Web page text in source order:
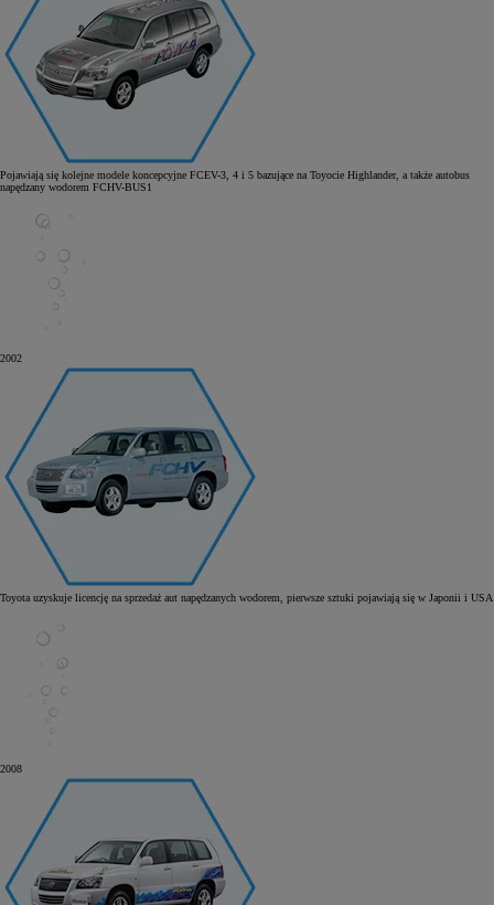
Pojawiają się kolejne modele koncepcyjne FCEV-3, 4 i 5 bazujące na Toyocie Highlander, a także autobus
napędzany wodorem FCHV-BUS1
2002
Toyota uzyskuje licencję na sprzedaż aut napędzanych wodorem, pierwsze sztuki pojawiają się w Japonii i USA
2008